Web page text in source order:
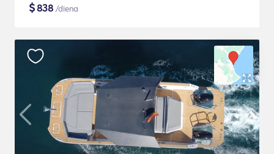
$838 /diena